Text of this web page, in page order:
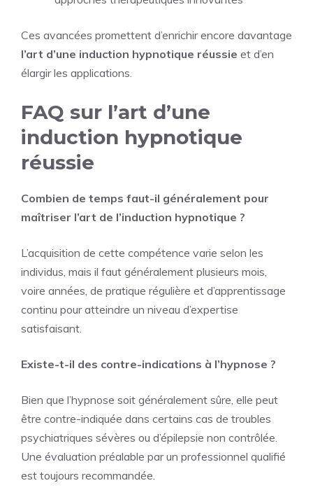
Ces avancées promettent d’enrichir encore davantage
l’art d’une induction hypnotique réussie et d’en
élargir les applications.
FAQ sur l’art d’une
induction hypnotique
réussie
Combien de temps faut-il généralement pour
maîtriser l’art de l’induction hypnotique ?
L’acquisition de cette compétence varie selon les
individus, mais il faut généralement plusieurs mois,
voire années, de pratique régulière et d’apprentissage
continu pour atteindre un niveau d’expertise
satisfaisant.
Existe-t-il des contre-indications à l’hypnose ?
Bien que l’hypnose soit généralement sûre, elle peut
être contre-indiquée dans certains cas de troubles
psychiatriques sévères ou d’épilepsie non contrôlée.
Une évaluation préalable par un professionnel qualifié
est toujours recommandée.